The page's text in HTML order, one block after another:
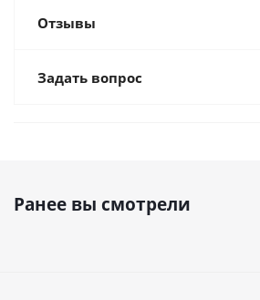
Отзывы
Задать вопрос
Ранее вы смотрели